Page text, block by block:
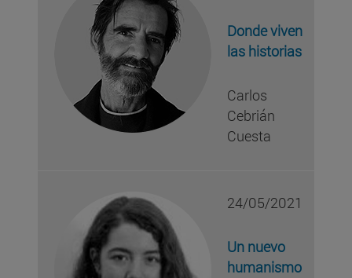
Donde viven
las historias
Carlos
Cebrián
Cuesta
24/05/2021
Un nuevo
humanismo